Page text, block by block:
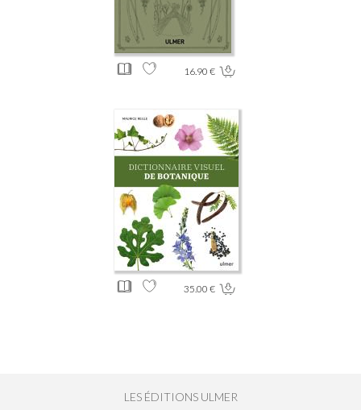
16.90 €
35.00 €
LES ÉDITIONS ULMER